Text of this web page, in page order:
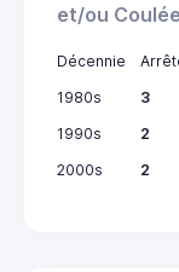
et/ou
Décennie
1980s
3
1990s
2
2000s
2